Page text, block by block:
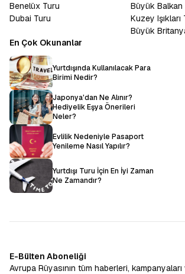
Benelüx Turu
Dubai Turu
Büyük Balkan
Kuzey Işıkları
Büyük
En Çok Okunanlar
Yurtdışında Kullanılacak Para
Birimi Nedir?
Japonya'dan Ne Alınır?
Hediyelik Eşya Önerileri
Neler?
Evlilik Nedeniyle Pasaport
Yenileme Nasıl Yapılır?
Yurtdışı Turu İçin En İyi Zaman
Ne Zamandır?
E-Bülten Aboneliği
Avrupa Rüyasının tüm haberleri, kampanyaları